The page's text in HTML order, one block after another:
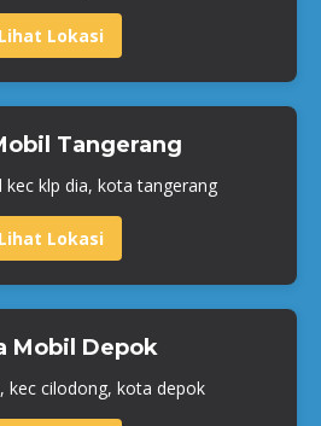
Lihat Lokasi
Tangerang
kec klp dia, kota tangerang
Lihat Lokasi
Mobil Depok
kec cilodong, kota depok